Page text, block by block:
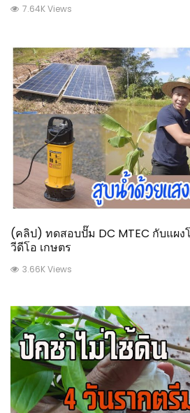
7.64K Views
(คลิป) ทดสอบปั๊ม DC MTEC กับแผง
วีดีโอ เกษตร
3.66K Views